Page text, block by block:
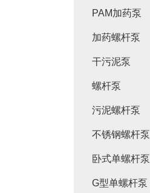
PAM加药泵
加药螺杆泵
干污泥泵
螺杆泵
污泥螺杆泵
不锈钢螺杆泵
卧式单螺杆泵
G型单螺杆泵